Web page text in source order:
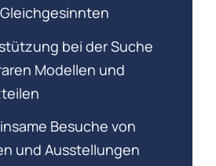
bei der Suche
Modellen und
Besuche von
und Ausstellungen